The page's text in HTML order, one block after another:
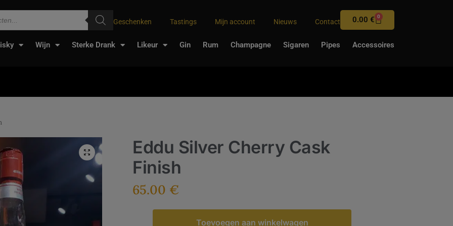
Geschenken Tastings Mijn account Nieuws Contact 0.00€ 0
Wijn Sterke Drank Likeur Gin Rum Champagne Sigaren Pipes Accessoires
Eddu Silver Cherry Cask
Finish
65.00 €
Toevoegen aan winkelwagen